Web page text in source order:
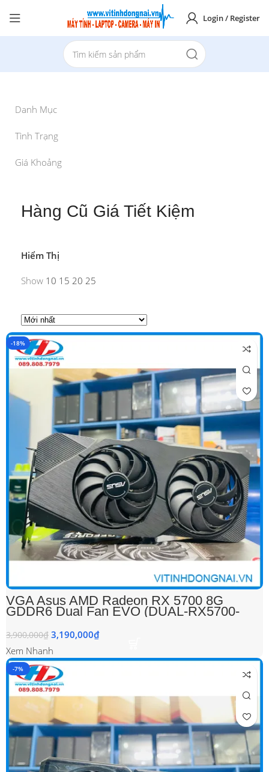
Login / Register
Danh Mục
Tình Trạng
Giá Khoảng
Hàng Cũ Giá Tiết Kiệm
Hiểm Thị
Show 10 15 20 25
-18%
VGA Asus AMD Radeon RX 5700 8G
GDDR6 Dual Fan EVO (DUAL-RX5700-
3,900,000₫ 3,190,000₫
Xem Nhanh
-7%